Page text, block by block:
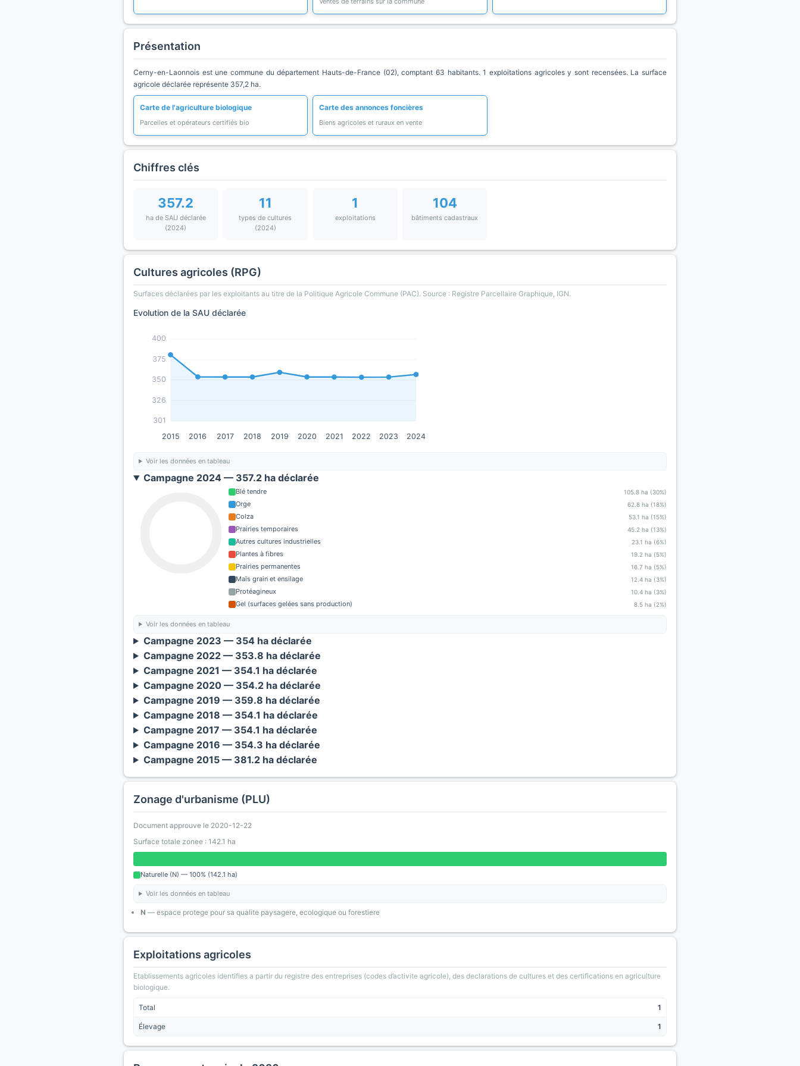
Présentation
Cerny-en-Laonnois est une commune du département Hauts-de-France (02), comptant 63 habitants. 1 exploitations agricoles y sont recensées. La surface
agricole déclarée représente 357,2 ha.
Carte de l'agriculture biologique
Parcelles et opérateurs certifiés bio
Carte des annonces foncières
Biens agricoles et ruraux en vente
Chiffres clés
357.2
ha de SAU déclarée
(2024)
11
types de cultures
(2024)
1
exploitations
104
bâtiments cadastraux
Cultures agricoles (RPG)
Surfaces déclarées par les exploitants au titre de la Politique Agricole Commune (PAC). Source : Registre Parcellaire Graphique, IGN.
Evolution de la SAU déclarée
301
326
350
375
400
2015 2016 2017 2018 2019 2020 2021 2022 2023 2024
Voir les données en tableau
Campagne 2024 — 357.2 ha déclarée
Blé tendre 105.8 ha (30%)
Orge 62.8 ha (18%)
Colza 53.1 ha (15%)
Prairies temporaires 45.2 ha (13%)
Autres cultures industrielles 23.1 ha (6%)
Plantes à fibres 19.2 ha (5%)
Prairies permanentes 16.7 ha (5%)
Maïs grain et ensilage 12.4 ha (3%)
Protéagineux 10.4 ha (3%)
Gel (surfaces gelées sans production) 8.5 ha (2%)
Voir les données en tableau
Campagne 2023 — 354 ha déclarée
Campagne 2022 — 353.8 ha déclarée
Campagne 2021 — 354.1 ha déclarée
Campagne 2020 — 354.2 ha déclarée
Campagne 2019 — 359.8 ha déclarée
Campagne 2018 — 354.1 ha déclarée
Campagne 2017 — 354.1 ha déclarée
Campagne 2016 — 354.3 ha déclarée
Campagne 2015 — 381.2 ha déclarée
Zonage d'urbanisme (PLU)
Document approuve le 2020-12-22
Surface totale zonee : 142.1 ha
Naturelle (N) — 100% (142.1 ha)
Voir les données en tableau
N — espace protege pour sa qualite paysagere, ecologique ou forestiere
Exploitations agricoles
Etablissements agricoles identifies a partir du registre des entreprises (codes d’activite agricole), des declarations de cultures et des certifications en agriculture
biologique.
Total 1
Élevage 1